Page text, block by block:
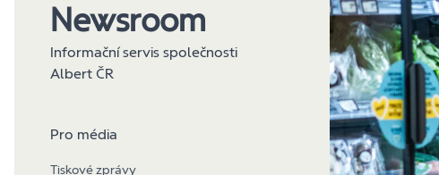
Newsroom
Informační servis společnosti
Albert ČR
Pro média
Tiskové zprávy